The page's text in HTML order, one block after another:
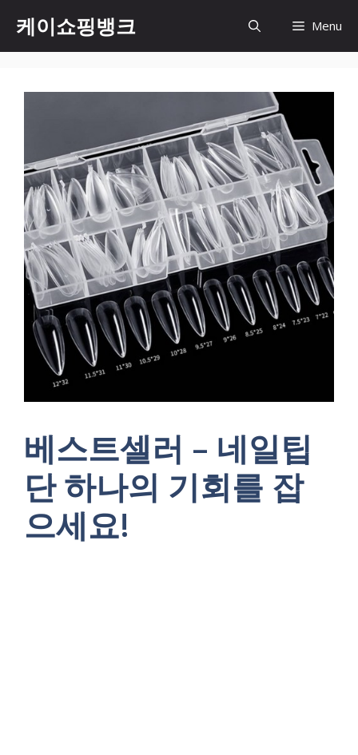
content
케이쇼핑뱅크 Menu
베스트셀러 – 네일팁
단 하나의 기회를 잡
으세요!